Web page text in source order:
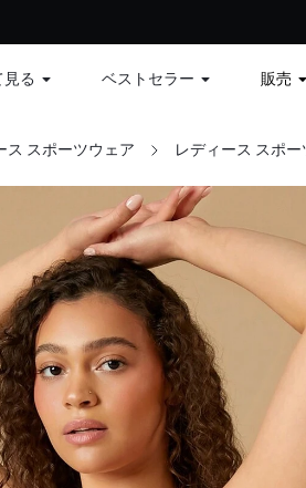
初回注文：全商品10%オフ
る ベストセラー 販売
ス スポーツウェア レディース スポ